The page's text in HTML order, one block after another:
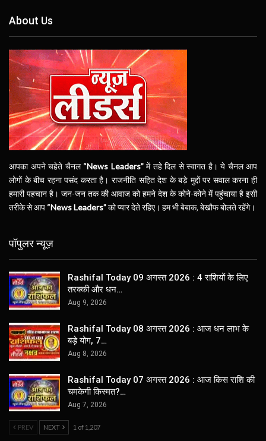
About Us
आपका अपने चहेते चैनल “News Leaders”में तहे दिल से स्वागत है। ये चैनल आप
लोगों के बीच रहना पसंद करता है। राजनीति सहित देश के बड़े मुद्दों पर सवाल करना ही
हमारी पहचान है। जन-जन तक की आवाज को हमने देश के कोने-कोने में पहुंचाया है इसी
तरीके से आप “News Leaders”को प्यार देते रहिए। हम भी बेबाक, बेखौफ बोलते रहेंगे।
पॉपुलर न्यूज़
Rashifal Today 09 अगस्त 2026 : 4 राशियों के लिए
तरक्की और धन…
Aug 9, 2026
Rashifal Today 08 अगस्त 2026 : आज धन लाभ के
बड़े योग, 7…
Aug 8, 2026
Rashifal Today 07 अगस्त 2026 : आज किस राशि की
चमकेगी किस्मत?…
Aug 7, 2026
PREV NEXT 1 of 1,207